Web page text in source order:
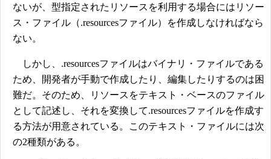
ないが、型指定されたリソースを利用する場合にはリソー
ス・ファイル（.resourcesファイル）を作成しなければなら
ない。
しかし、.resourcesファイルはバイナリ・ファイルである
ため、開発者が手動で作成したり、編集したりするのは困
難だ。そのため、リソースをテキスト・ベースのファイル
として記述し、それを変換して.resourcesファイルを作成す
る方法が用意されている。このテキスト・ファイルには次
の2種類がある。